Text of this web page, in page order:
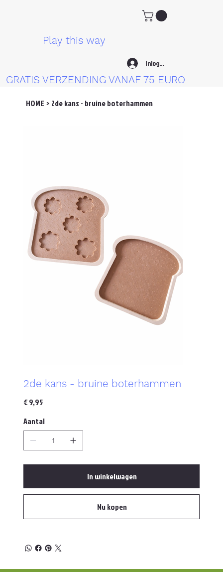
Play this way
Inloggen
GRATIS VERZENDING VANAF 75 EURO
HOME > 2de kans - bruine boterhammen
2de kans - bruine boterhammen
Prijs
€ 9,95
Aantal
In winkelwagen
Nu kopen